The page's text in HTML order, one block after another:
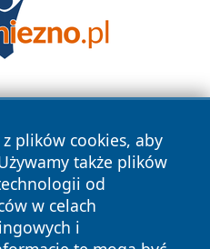
plików cookies, aby
także plików
od
w celach
i
Wszystkie prawa